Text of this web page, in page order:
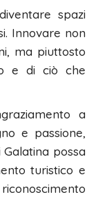
spazi
Innovare non
ma piuttosto
e di ciò che
a
e passione,
possa
turistico e